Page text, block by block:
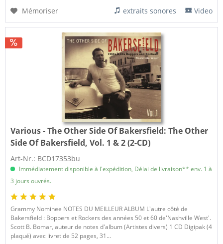
Mémoriser
extraits sonores Video
Various - The Other Side Of Bakersfield: The Other
Side Of Bakersfield, Vol. 1 & 2 (2-CD)
Art-Nr.: BCD17353bu
Immédiatement disponible à l'expédition, Délai de livraison** env. 1 à
3 jours ouvrés.
Grammy Nominee NOTES DU MEILLEUR ALBUM L'autre côté de
Bakersfield : Boppers et Rockers des années 50 et 60 de'Nashville West'.
Scott B. Bomar, auteur de notes d'album (Artistes divers) 1 CD Digipak (4
plaqué) avec livret de 52 pages, 31...